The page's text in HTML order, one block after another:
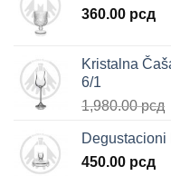
360.00 рсд
Kristalna
6/1
1,980.00рсд
Degustacioni
450.00 рсд